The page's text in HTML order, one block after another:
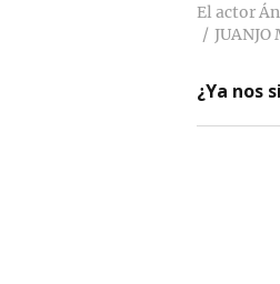
El actor
¿Ya nos